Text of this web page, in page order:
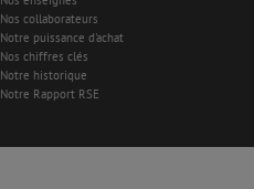
Nos collaborateurs
Notre puissance d'achat
Nos chiffres clés
Notre historique
Notre Rapport RSE